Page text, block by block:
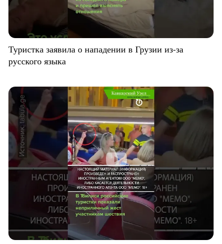
Туристка заявила о нападении в Грузии из-за
русского языка